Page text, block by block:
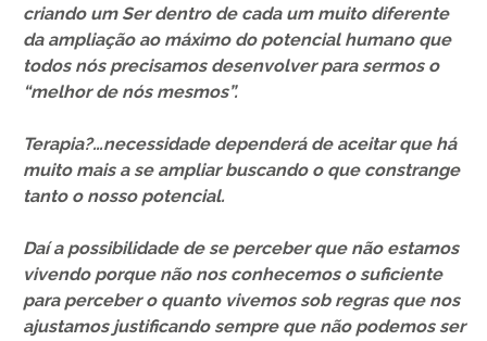
criando um Ser dentro de cada um muito diferente
da ampliação ao máximo do potencial humano que
todos nós precisamos desenvolver para sermos o
“melhor de nós mesmos”.
Terapia?…necessidade dependerá de aceitar que há
muito mais a se ampliar buscando o que constrange
tanto o nosso potencial.
Daí a possibilidade de se perceber que não estamos
vivendo porque não nos conhecemos o suficiente
para perceber o quanto vivemos sob regras que nos
ajustamos justificando sempre que não podemos ser